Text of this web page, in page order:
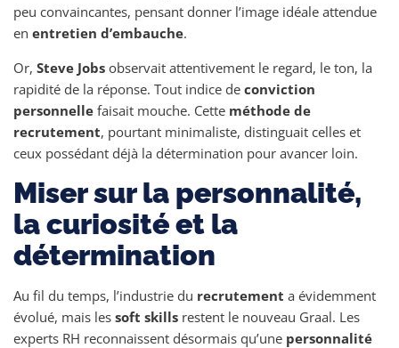
peu convaincantes, pensant donner l’image idéale attendue
en entretien d’embauche.
Or, Steve Jobs observait attentivement le regard, le ton, la
rapidité de la réponse. Tout indice de conviction
personnelle faisait mouche. Cette méthode de
recrutement, pourtant minimaliste, distinguait celles et
ceux possédant déjà la détermination pour avancer loin.
Miser sur la personnalité,
la curiosité et la
détermination
Au fil du temps, l’industrie du recrutement a évidemment
évolué, mais les soft skills restent le nouveau Graal. Les
experts RH reconnaissent désormais qu’une personnalité